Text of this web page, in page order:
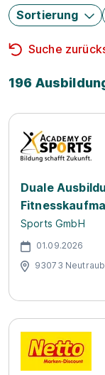
Sortierung
Suche
196
Duale
Sports GmbH
01.09.2026
93073